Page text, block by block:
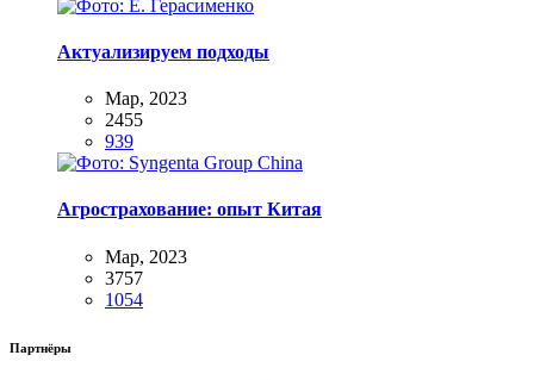
Актуализируем подходы
Мар, 2023
2455
939
Агрострахование: опыт Китая
Мар, 2023
3757
1054
Партнёры